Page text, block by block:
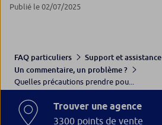
Publié le 02/07/2025
FAQ particuliers
Support et assistance
Un commentaire, un problème ?
Quelles précautions prendre pou...
Trouver une agence
3300 points de vente